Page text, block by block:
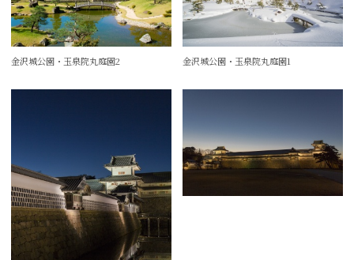
金沢城公園・玉泉院丸庭園2 金沢城公園・玉泉院丸庭園1